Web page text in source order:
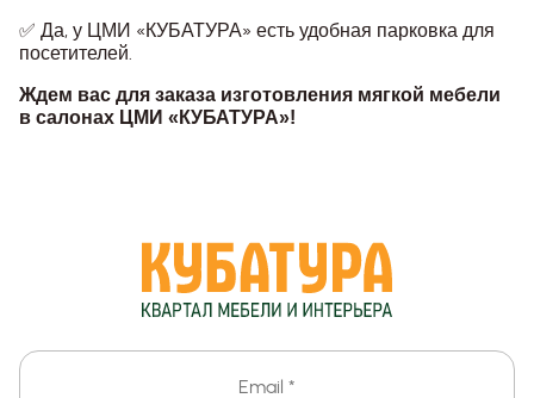
✅ Да, у ЦМИ «КУБАТУРА» есть удобная парковка для
посетителей.
Ждем вас для заказа изготовления мягкой мебели
в салонах ЦМИ «КУБАТУРА»!